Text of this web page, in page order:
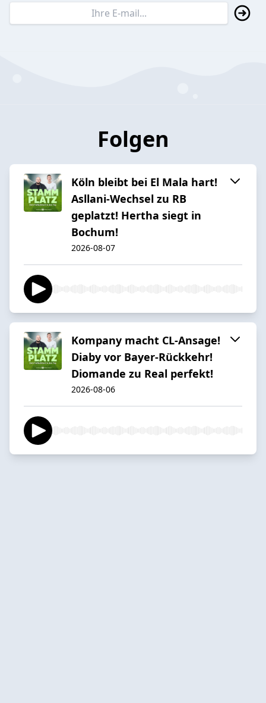
Folgen
Köln bleibt bei El Mala hart!
Asllani-Wechsel zu RB
geplatzt! Hertha siegt in
Bochum!
2026-08-07
Kompany macht CL-Ansage!
Diaby vor Bayer-Rückkehr!
Diomande zu Real perfekt!
2026-08-06